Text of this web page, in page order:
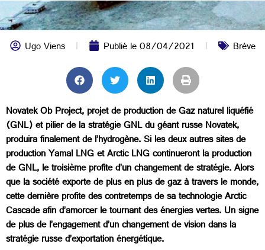
Ugo Viens Publié le08/04/2021 Brève
Novatek Ob Project, projet de production de Gaz naturel liquéfié
(GNL) et pilier de la stratégie GNL du géant russe Novatek,
produira finalement de l’hydrogène. Si les deux autres sites de
production Yamal LNG et Arctic LNG continueront la production
de GNL, le troisième profite d’un changement de stratégie. Alors
que la société exporte de plus en plus de gaz à travers le monde,
cette dernière profite des contretemps de sa technologie Arctic
Cascade afin d’amorcer le tournant des énergies vertes. Un signe
de plus de l’engagement d’un changement de vision dans la
stratégie russe d’exportation énergétique.